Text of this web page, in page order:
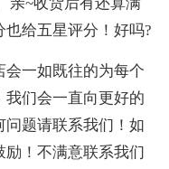
给五星评分！好吗?
一如既往的为每个
我们会一直向更好的
题请联系我们！如
！不满意联系我们